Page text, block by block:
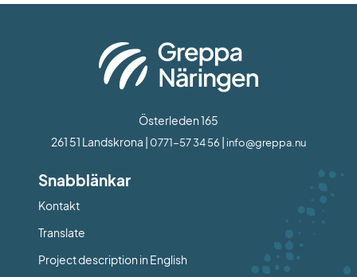
Österleden 165
261 51 Landskrona | 0771-57 34 56 | info@greppa.nu
Snabblänkar
Kontakt
Translate
Project description in English